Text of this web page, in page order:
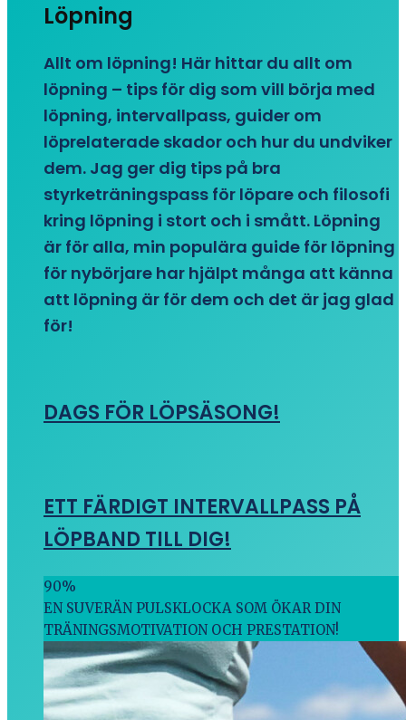
Löpning
Allt om löpning! Här hittar du allt om
löpning – tips för dig som vill börja med
löpning, intervallpass, guider om
löprelaterade skador och hur du undviker
dem. Jag ger dig tips på bra
styrketräningspass för löpare och filosofi
kring löpning i stort och i smått. Löpning
är för alla, min populära guide för löpning
för nybörjare har hjälpt många att känna
att löpning är för dem och det är jag glad
för!
DAGS FÖR LÖPSÄSONG!
ETT FÄRDIGT INTERVALLPASS PÅ
LÖPBAND TILL DIG!
90%
EN SUVERÄN PULSKLOCKA SOM ÖKAR DIN
TRÄNINGSMOTIVATION OCH PRESTATION!